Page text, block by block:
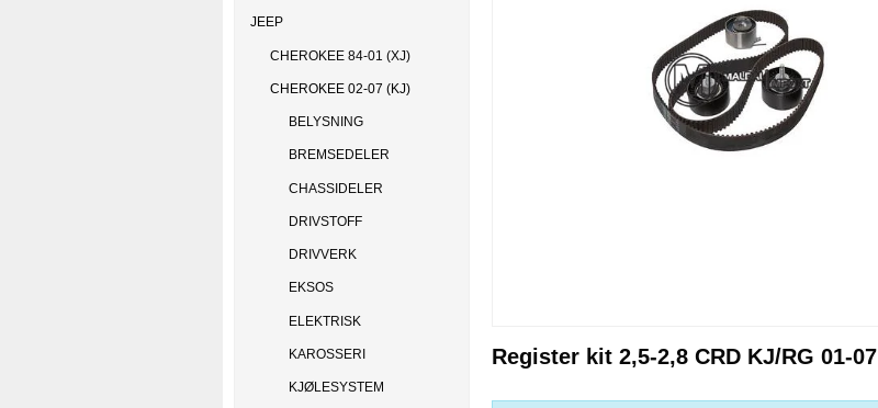
JEEP
CHEROKEE 84-01 (XJ)
CHEROKEE 02-07 (KJ)
BELYSNING
BREMSEDELER
CHASSIDELER
DRIVSTOFF
DRIVVERK
EKSOS
ELEKTRISK
KAROSSERI
KJØLESYSTEM
Register kit 2,5-2,8 CRD KJ/RG 01-07